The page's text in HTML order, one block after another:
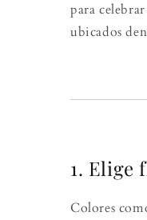
para
ubicados
1. Elige
Colores